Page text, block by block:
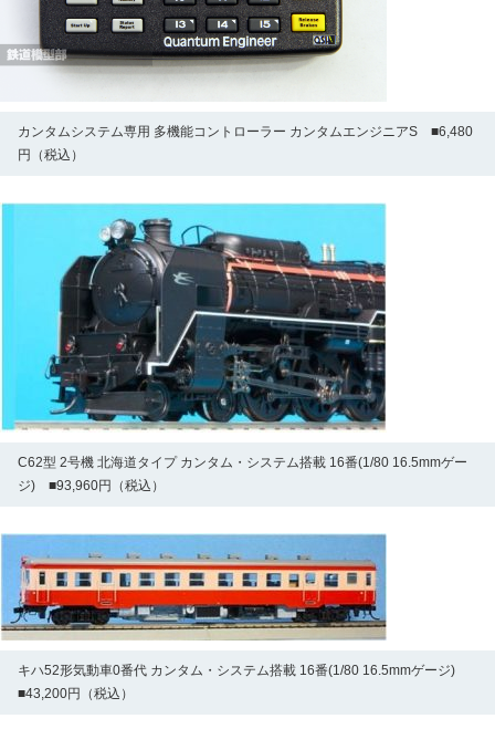
カンタムシステム専用 多機能コントローラー カンタムエンジニアS ■6,480
円（税込）
C62型 2号機 北海道タイプ カンタム・システム搭載 16番(1/80 16.5mmゲー
ジ) ■93,960円（税込）
キハ52形気動車0番代 カンタム・システム搭載 16番(1/80 16.5mmゲージ)
■43,200円（税込）